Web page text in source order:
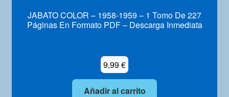
JABATO COLOR – 1958-1959 – 1 Tomo De 227
Páginas En Formato PDF – Descarga Inmediata
9,99€
Añadir al carrito